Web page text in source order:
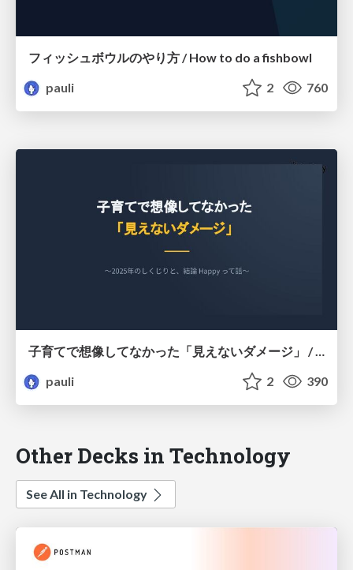
フィッシュボウルのやり方 / How to do a fishbowl
pauli
2 760
子育てで想像してなかった「見えないダメージ」 / Unforeseen "hidden burdens" of raising children.
pauli
2 390
Other Decks in Technology
See All in Technology